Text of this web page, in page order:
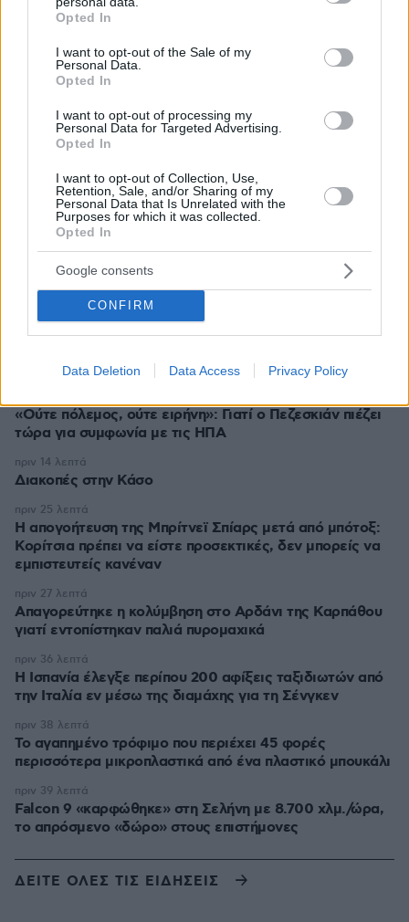
grant or deny consent to Google and its third-party tags to
use your data for below specified purposes in below Google
consent section.
Opted In
I want to opt-out of the Sale of my
Personal Data.
Opted In
I want to opt-out of processing my
Personal Data for Targeted Advertising.
Opted In
I want to opt-out of Collection, Use,
Retention, Sale, and/or Sharing of my
Personal Data that Is Unrelated with the
Purposes for which it was collected.
Opted In
Google consents
CONFIRM
Data Deletion Data Access Privacy Policy
* Υποχρεωτικά πεδία
ΡΟΗ ΕΙΔΗΣΕΩΝ
Ειδήσεις Δημοφιλή Σχολιασμένα
Ένας γιατρός δίνει 5 απλές συμβουλές που χαρίζουν
υγεία μετά τα 50
πριν 9 λεπτά
Τι πρέπει να έχετε μαζί στην παραλία με τον σκύλο σας
Αυτή είναι η πιο βιώσιμη πόλη στον κόσμο για το 2026
«Ούτε πόλεμος, ούτε ειρήνη»: Γιατί ο Πεζεσκιάν πιέζει
τώρα για συμφωνία με τις ΗΠΑ
Διακοπές στην Κάσο
πριν 14 λεπτά
Η απογοήτευση της Μπρίτνεϊ Σπίαρς μετά από μπότοξ:
Κορίτσια πρέπει να είστε προσεκτικές, δεν μπορείς να
εμπιστευτείς κανέναν
πριν 25 λεπτά
Απαγορεύτηκε η κολύμβηση στο Αρδάνι της Καρπάθου
γιατί εντοπίστηκαν παλιά πυρομαχικά
πριν 27 λεπτά
Η Ισπανία έλεγξε περίπου 200 αφίξεις ταξιδιωτών από
την Ιταλία εν μέσω της διαμάχης για τη Σένγκεν
πριν 36 λεπτά
Το αγαπημένο τρόφιμο που περιέχει 45 φορές
περισσότερα μικροπλαστικά από ένα πλαστικό μπουκάλι
πριν 38 λεπτά
Falcon 9 «καρφώθηκε» στη Σελήνη με 8.700 χλμ./ώρα,
το απρόσμενο «δώρο» στους επιστήμονες
πριν 39 λεπτά
ΔΕΙΤΕ ΟΛΕΣ ΤΙΣ ΕΙΔΗΣΕΙΣ